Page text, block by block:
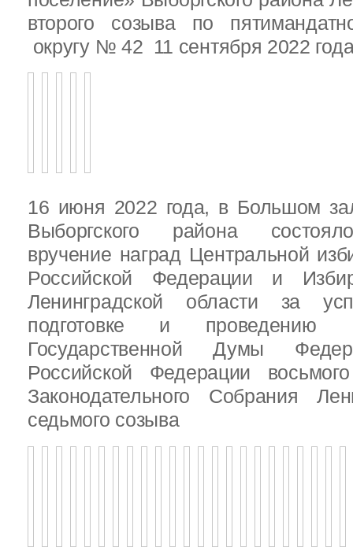
второго созыва по
округу № 42 11 сентября 2022
16 июня 2022 года, в Большом
Выборгского района
вручение наград Центральной
Российской Федерации и
Ленинградской области за
подготовке и проведению
Государственной Думы
Российской Федерации
Законодательного Собрания
седьмого созыва